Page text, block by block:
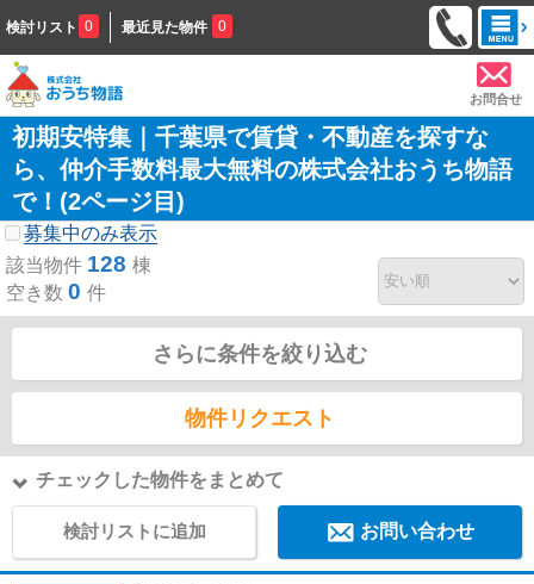
検討リスト 0 最近見た物件 0
お問合せ
初期安特集｜千葉県で賃貸・不動産を探すな
ら、仲介手数料最大無料の株式会社おうち物語
で！(2ページ目)
募集中のみ表示
該当物件 128 棟
空き数 0 件
さらに条件を絞り込む
物件リクエスト
チェックした物件をまとめて
検討リストに追加 お問い合わせ